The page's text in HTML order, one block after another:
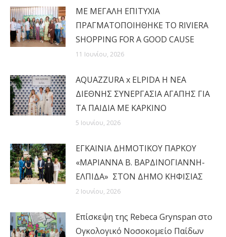
MΕ ΜΕΓΑΛΗ ΕΠΙΤΥΧΙΑ
ΠΡΑΓΜΑΤΟΠΟΙΗΘΗΚΕ ΤΟ RIVIERA
SHOPPING FOR A GOOD CAUSE
11 Ιουνίου, 2026
AQUAZZURA x ELPIDA Η ΝΕΑ
ΔΙΕΘΝΗΣ ΣΥΝΕΡΓΑΣΙΑ ΑΓΑΠΗΣ ΓΙΑ
ΤΑ ΠΑΙΔΙΑ ΜΕ ΚΑΡΚΙΝΟ
5 Ιουνίου, 2026
ΕΓΚΑΙΝΙΑ ΔΗΜΟΤΙΚΟΥ ΠΑΡΚΟΥ
«ΜΑΡΙΑΝΝΑ Β. ΒΑΡΔΙΝΟΓΙΑΝΝΗ-
ΕΛΠΙΔΑ» ΣΤΟΝ ΔΗΜΟ ΚΗΦΙΣΙΑΣ
2 Ιουνίου, 2026
Επίσκεψη της Rebeca Grynspan στο
Ογκολογικό Νοσοκομείο Παίδων